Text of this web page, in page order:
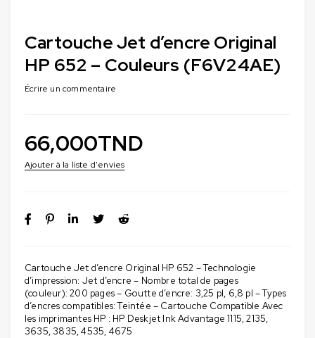
Cartouche Jet d’encre Original
HP 652 – Couleurs (F6V24AE)
Écrire un commentaire
Cartouche Jet d’encre Original HP 652 – Technologie
d’impression: Jet d’encre – Nombre total de pages
(couleur): 200 pages – Goutte d’encre: 3,25 pl, 6,8 pl – Types
d’encres compatibles: Teintée – Cartouche Compatible Avec
les imprimantes HP : HP Deskjet Ink Advantage 1115, 2135,
3635, 3835, 4535, 4675
66,000TND